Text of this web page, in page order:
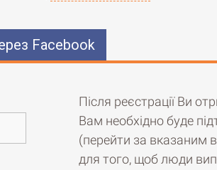
Facebook
Після реєстрації Ви
Вам необхідно буде
(перейти за вказаним
для того, щоб люди